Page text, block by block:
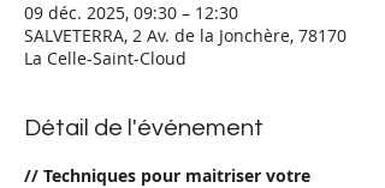
09 déc. 2025, 09:30 – 12:30
SALVETERRA, 2 Av. de la Jonchère, 78170
La Celle-Saint-Cloud
Détail de l'événement
// Techniques pour maitriser votre